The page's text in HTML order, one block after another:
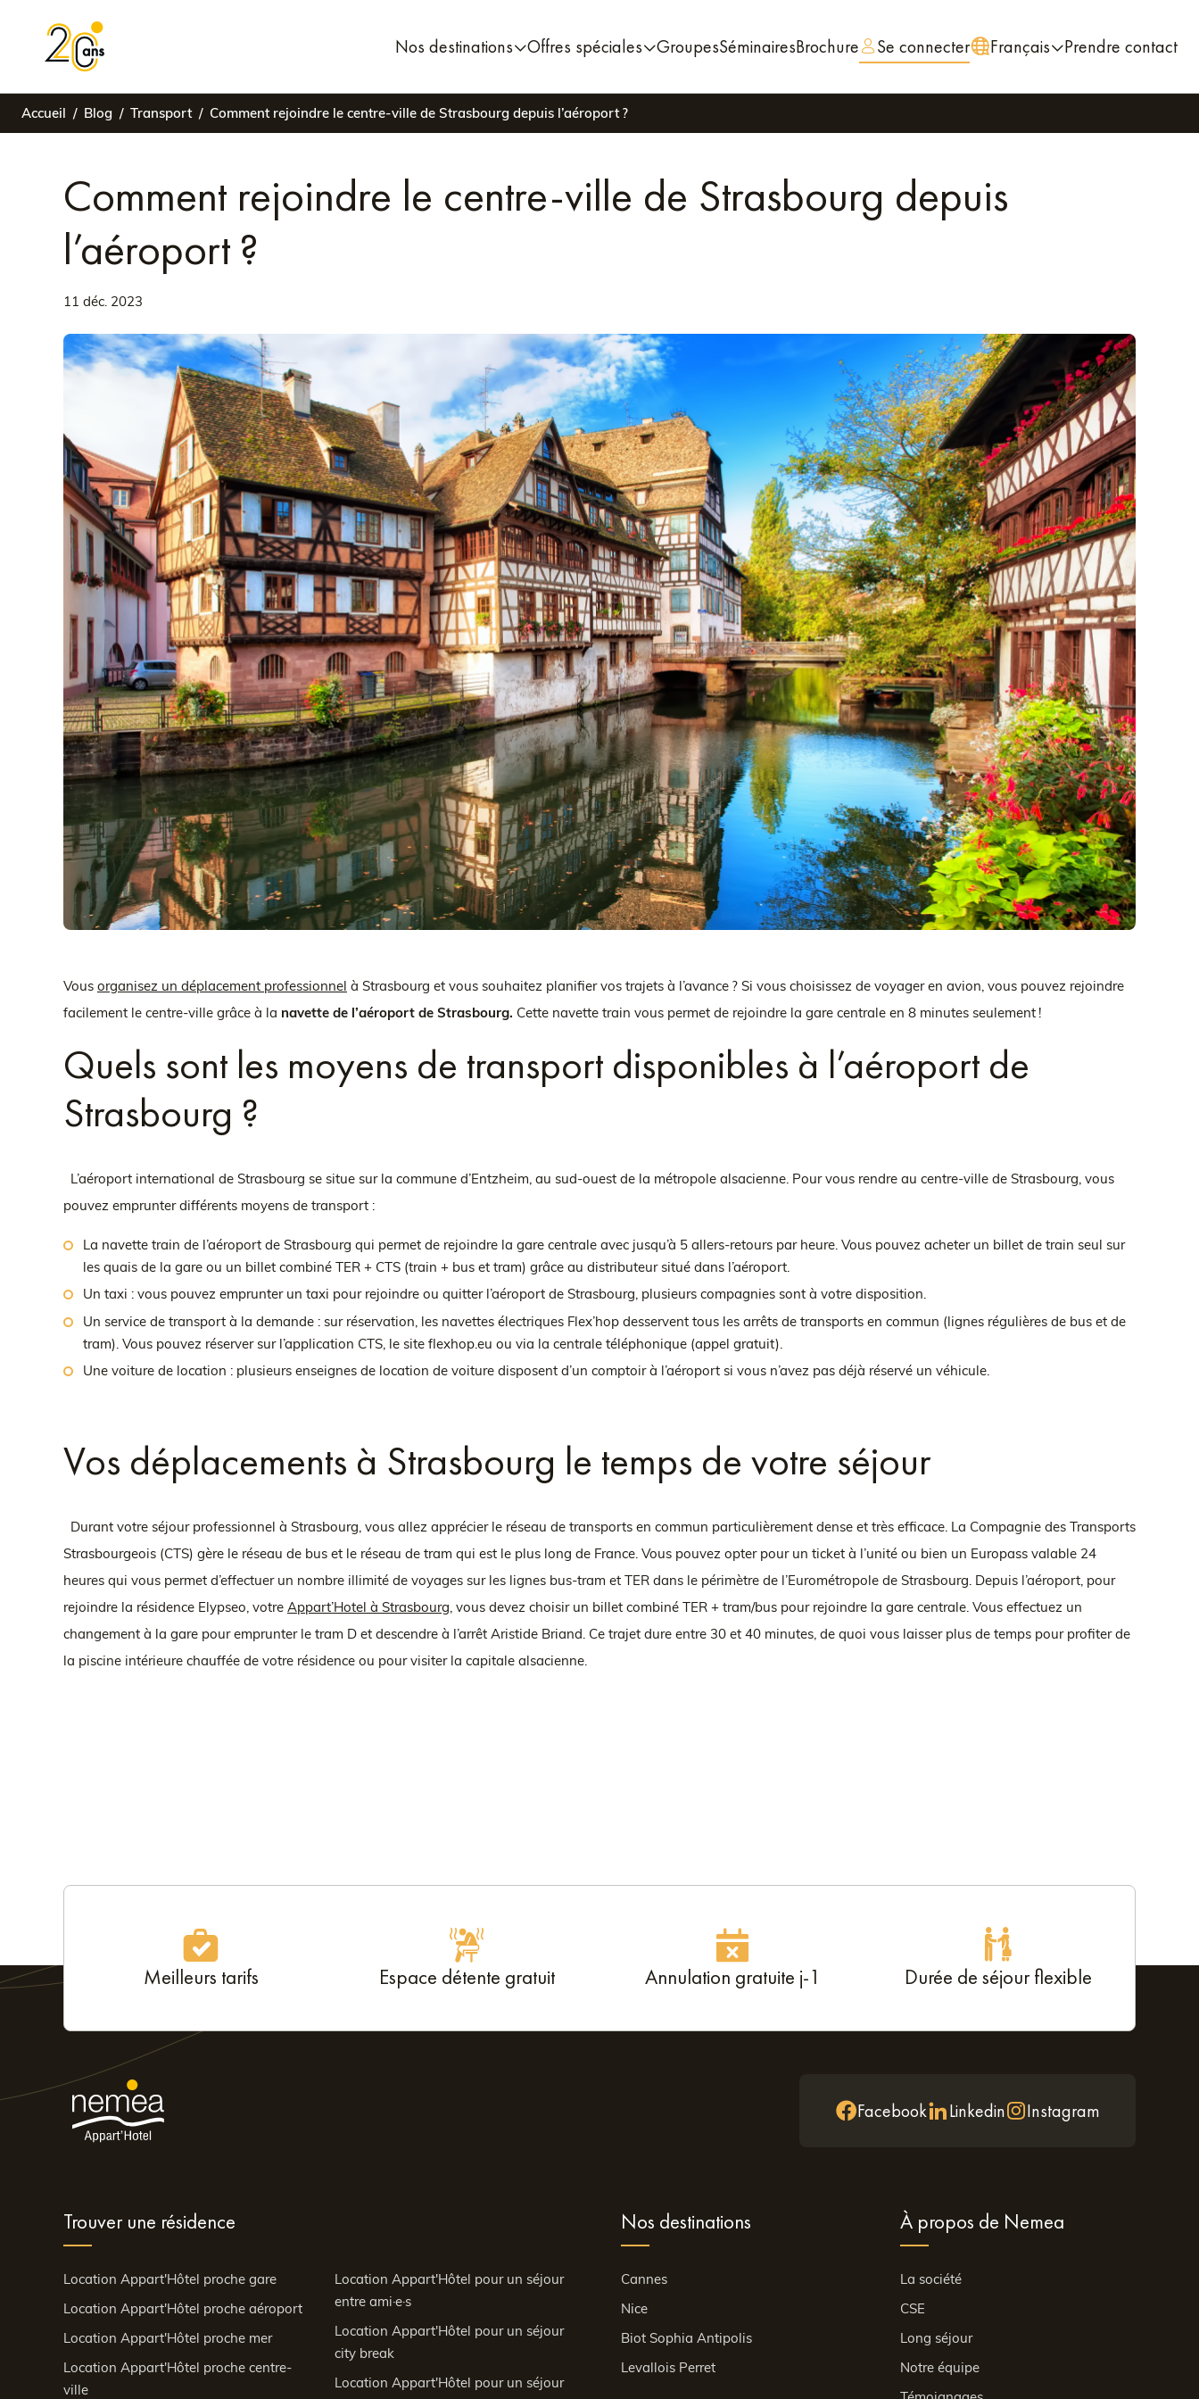
Nos destinations Offres spéciales GroupesSéminairesBrochure Se connecter Français Prendre contact
Accueil Blog Transport Comment rejoindre le centre-ville de Strasbourg depuis l’aéroport ?
Comment rejoindre le centre-ville de Strasbourg depuis
l’aéroport ?
11 déc. 2023
Vous organisez un déplacement professionnel à Strasbourg et vous souhaitez planifier vos trajets à l’avance ? Si vous choisissez de voyager en avion, vous pouvez rejoindre
facilement le centre-ville grâce à la navette de l’aéroport de Strasbourg. Cette navette train vous permet de rejoindre la gare centrale en 8 minutes seulement !
Quels sont les moyens de transport disponibles à l’aéroport de
Strasbourg ?
L’aéroport international de Strasbourg se situe sur la commune d’Entzheim, au sud-ouest de la métropole alsacienne. Pour vous rendre au centre-ville de Strasbourg, vous
pouvez emprunter différents moyens de transport :
La navette train de l’aéroport de Strasbourg qui permet de rejoindre la gare centrale avec jusqu’à 5 allers-retours par heure. Vous pouvez acheter un billet de train seul sur
les quais de la gare ou un billet combiné TER + CTS (train + bus et tram) grâce au distributeur situé dans l’aéroport.
Un taxi : vous pouvez emprunter un taxi pour rejoindre ou quitter l’aéroport de Strasbourg, plusieurs compagnies sont à votre disposition.
Un service de transport à la demande : sur réservation, les navettes électriques Flex’hop desservent tous les arrêts de transports en commun (lignes régulières de bus et de
tram). Vous pouvez réserver sur l’application CTS, le site flexhop.eu ou via la centrale téléphonique (appel gratuit).
Une voiture de location : plusieurs enseignes de location de voiture disposent d’un comptoir à l’aéroport si vous n’avez pas déjà réservé un véhicule.
Vos déplacements à Strasbourg le temps de votre séjour
Durant votre séjour professionnel à Strasbourg, vous allez apprécier le réseau de transports en commun particulièrement dense et très efficace. La Compagnie des Transports
Strasbourgeois (CTS) gère le réseau de bus et le réseau de tram qui est le plus long de France. Vous pouvez opter pour un ticket à l’unité ou bien un Europass valable 24
heures qui vous permet d’effectuer un nombre illimité de voyages sur les lignes bus-tram et TER dans le périmètre de l’Eurométropole de Strasbourg. Depuis l’aéroport, pour
rejoindre la résidence Elypseo, votre Appart’Hotel à Strasbourg, vous devez choisir un billet combiné TER + tram/bus pour rejoindre la gare centrale. Vous effectuez un
changement à la gare pour emprunter le tram D et descendre à l’arrêt Aristide Briand. Ce trajet dure entre 30 et 40 minutes, de quoi vous laisser plus de temps pour profiter de
la piscine intérieure chauffée de votre résidence ou pour visiter la capitale alsacienne.
Meilleurs tarifs Espace détente gratuit Annulation gratuite j-1 Durée de séjour flexible
Facebook Linkedin Instagram
Trouver une résidence
Location Appart'Hôtel proche gare
Location Appart'Hôtel proche aéroport
Location Appart'Hôtel proche mer
Location Appart'Hôtel proche centre-
ville
Location Appart'Hôtel pour un séjour
entre ami·e·s
Location Appart'Hôtel pour un séjour
city break
Location Appart'Hôtel pour un séjour
Nos destinations
Cannes
Nice
Biot Sophia Antipolis
Levallois Perret
À propos de Nemea
La société
CSE
Long séjour
Notre équipe